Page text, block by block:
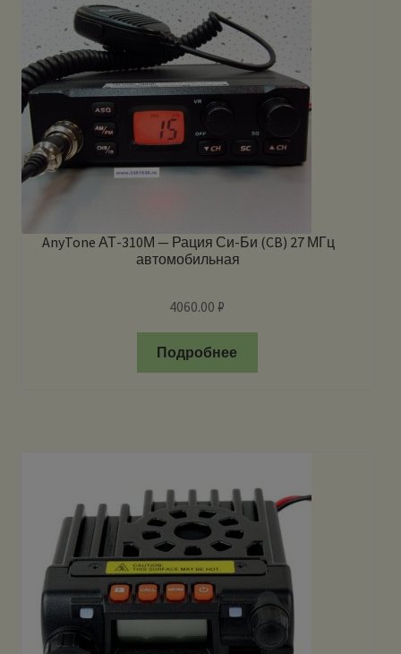
AnyTone АТ-310М — Рация Си-Би (CB) 27 МГц
автомобильная
4060.00₽
Подробнее